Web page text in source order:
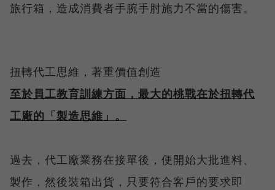
旅行箱，造成消費者手腕手肘施力不當的傷害。
扭轉代工思維，著重價值創造
至於員工教育訓練方面，最大的桃戰在於扭轉代
工廠的「製造思維」。
過去，代工廠業務在接單後，便開始大批進料、
製作，然後裝箱出貨，只要符合客戶的要求即